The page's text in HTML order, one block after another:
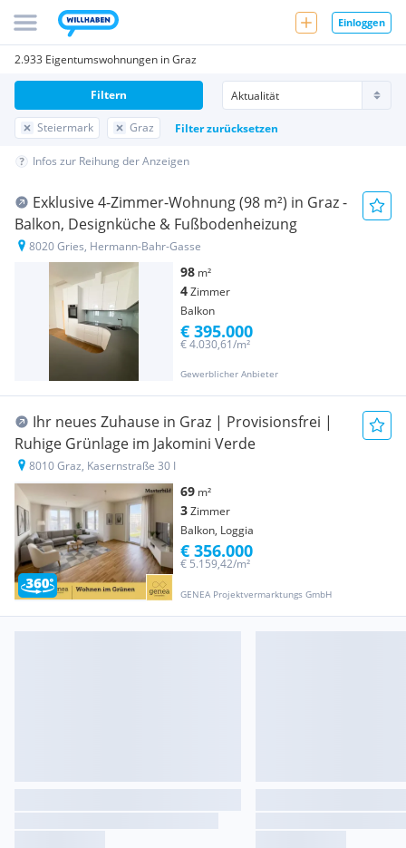
Einloggen
2.933 Eigentumswohnungen in Graz
Steiermark Graz Filter zurücksetzen
Filtern
Infos zur Reihung der Anzeigen
Exklusive 4-Zimmer-Wohnung (98 m²) in Graz -
Balkon, Designküche & Fußbodenheizung
8020 Gries, Hermann-Bahr-Gasse
98 m²
4Zimmer
Balkon
Gewerblicher Anbieter
€ 4.030,61/m²
€ 395.000
Ihr neues Zuhause in Graz | Provisionsfrei |
Ruhige Grünlage im Jakomini Verde
8010 Graz, Kasernstraße 30 I
69 m²
3Zimmer
Balkon, Loggia
GENEA Projektvermarktungs GmbH
€ 5.159,42/m²
€ 356.000